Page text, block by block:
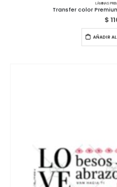
LÁMINAS
Transfer color
$
AÑADIR